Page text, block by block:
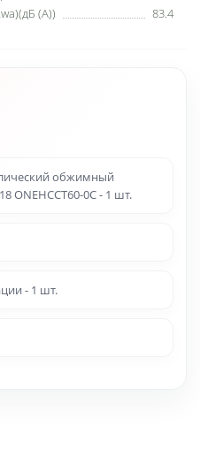
(А))
83.4
обжимный
ONEHCCT60-0C - 1 шт.
- 1 шт.